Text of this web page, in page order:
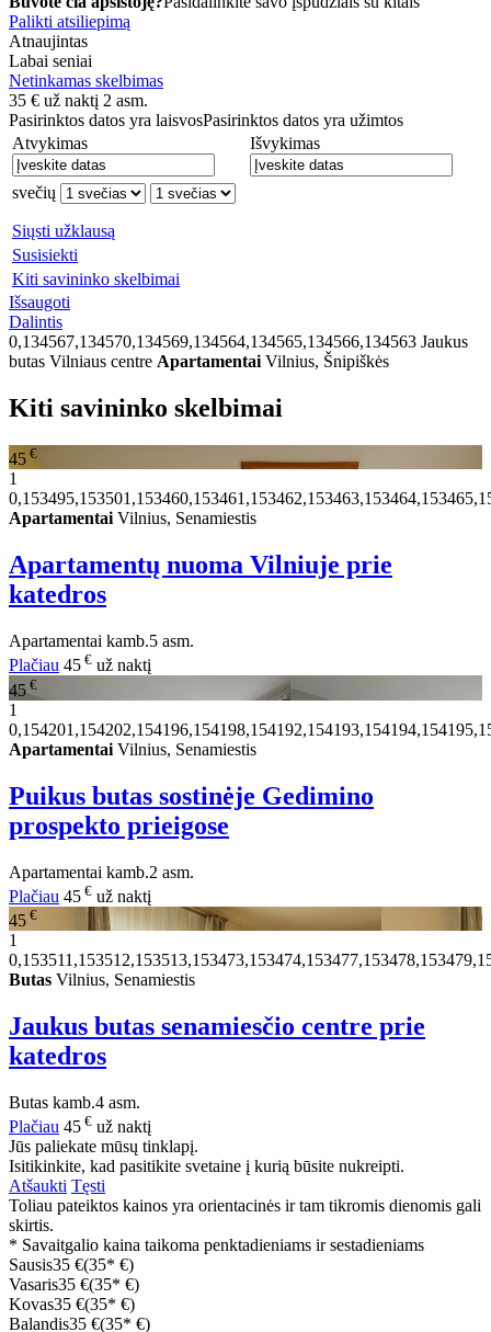
Palikti atsiliepimą
Atnaujintas
Labai seniai
Netinkamas skelbimas
35 € už naktį 2 asm.
Pasirinktos datos yra laisvosPasirinktos datos yra užimtos
Atvykimas
Išvykimas
svečių
Siųsti užklausą
Susisiekti
Kiti savininko skelbimai
Išsaugoti
Dalintis
0,134567,134570,134569,134564,134565,134566,134563 Jaukus
butas Vilniaus centre Apartamentai Vilnius, Šnipiškės
Kiti savininko skelbimai
45 €
1
Apartamentai Vilnius, Senamiestis
Apartamentų nuoma Vilniuje prie
katedros
Apartamentai kamb.5 asm.
Plačiau 45 € už naktį
45 €
1
Apartamentai Vilnius, Senamiestis
Puikus butas sostinėje Gedimino
prospekto prieigose
Apartamentai kamb.2 asm.
Plačiau 45 € už naktį
45 €
1
Butas Vilnius, Senamiestis
Jaukus butas senamiesčio centre prie
katedros
Butas kamb.4 asm.
Plačiau 45 € už naktį
Jūs paliekate mūsų tinklapį.
Isitikinkite, kad pasitikite svetaine į kurią būsite nukreipti.
Atšaukti Tęsti
Toliau pateiktos kainos yra orientacinės ir tam tikromis dienomis gali
skirtis.
* Savaitgalio kaina taikoma penktadieniams ir sestadieniams
Sausis35 €(35* €)
Vasaris35 €(35* €)
Kovas35 €(35* €)
Balandis35 €(35* €)